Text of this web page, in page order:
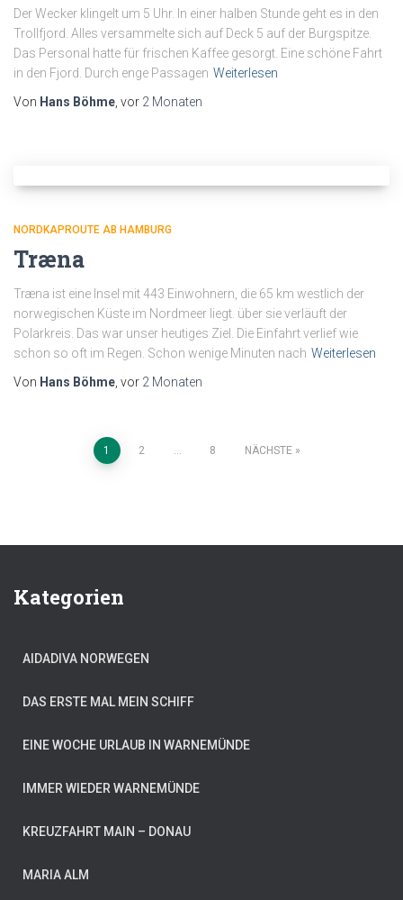
Der Wecker klingelt um 5 Uhr. In einer halben Stunde geht es in den
Trollfjord. Alles versammelte sich auf Deck 5 auf der Burgspitze.
Das Personal hatte für frischen Kaffee gesorgt. Eine schöne Fahrt
in den Fjord. Durch enge Passagen Weiterlesen
Von Hans Böhme, vor 2 Monaten
NORDKAPROUTE AB HAMBURG
Træna
Træna ist eine Insel mit 443 Einwohnern, die 65 km westlich der
norwegischen Küste im Nordmeer liegt. über sie verläuft der
Polarkreis. Das war unser heutiges Ziel. Die Einfahrt verlief wie
schon so oft im Regen. Schon wenige Minuten nach Weiterlesen
Von Hans Böhme, vor 2 Monaten
Seitennummerierung
Beiträge
1 2 … 8 NÄCHSTE
Kategorien
AIDADIVA NORWEGEN
DAS ERSTE MAL MEIN SCHIFF
EINE WOCHE URLAUB IN WARNEMÜNDE
IMMER WIEDER WARNEMÜNDE
KREUZFAHRT MAIN – DONAU
MARIA ALM